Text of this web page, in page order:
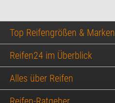
Top Reifengrößen & Marken
Reifen24 im Überblick
Alles über Reifen